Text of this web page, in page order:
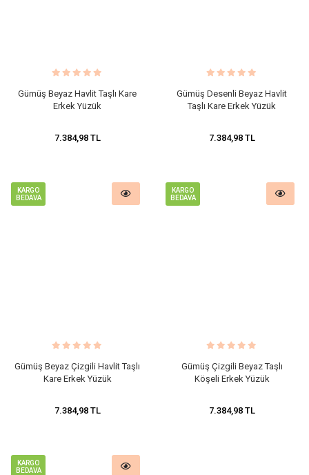
​Gümüş Beyaz Havlit Taşlı Kare
Erkek Yüzük
7.384,98 TL
​Gümüş Desenli Beyaz Havlit
Taşlı Kare Erkek Yüzük
7.384,98 TL
KARGO
BEDAVA
​Gümüş Beyaz Çizgili Havlit Taşlı
Kare Erkek Yüzük
7.384,98 TL
KARGO
BEDAVA
​Gümüş Çizgili Beyaz Taşlı
Köşeli Erkek Yüzük
7.384,98 TL
KARGO
BEDAVA